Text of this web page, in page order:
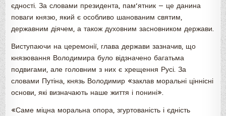
єдності. За словами президента, пам’ятник — це данина
поваги князю, який є особливо шанованим святим,
державним діячем, а також духовним засновником держави.
Виступаючи на церемонії, глава держави зазначив, що
князювання Володимира було відзначено багатьма
подвигами, але головним з них є хрещення Русі. За
словами Путіна, князь Володимир «заклав моральні ціннісні
основи, які визначають наше життя і понині».
«Саме міцна моральна опора, згуртованість і єдність